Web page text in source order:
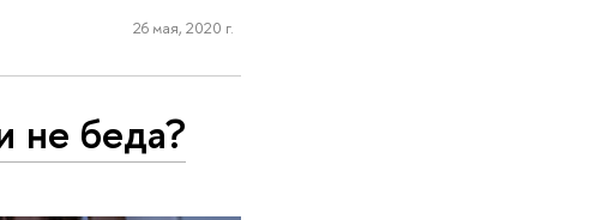
26 мая, 2020 г.
не беда?